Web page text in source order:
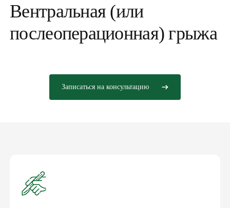
Вентральная (или
послеоперационная) грыжа
Записаться на консультацию